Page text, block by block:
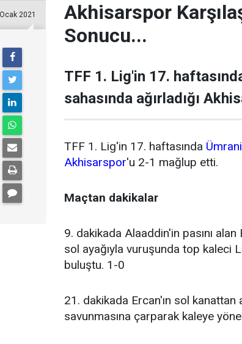
2021
Akhisarspor
Sonucu...
TFF 1. Lig'in 17.
sahasında ağırladığı
TFF 1. Lig'in 17. haftasında
Akhisarspor'u 2-1 mağlup etti.
Maçtan dakikalar
9. dakikada Alaaddin'in pasını
sol ayağıyla vuruşunda top kaleci
buluştu. 1-0
21. dakikada Ercan'ın sol kanattan
savunmasına çarparak kaleye